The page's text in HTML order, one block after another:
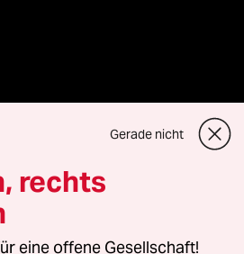
GmbH
Fragen oder für Genehmigungen
Gerade nicht
rechts
eine offene Gesellschaft!